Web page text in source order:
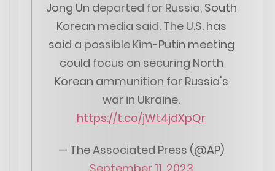
Jong Un departed for Russia, South
Korean media said. The U.S. has
said a possible Kim-Putin meeting
could focus on securing North
Korean ammunition for Russia's
war in Ukraine.
https://t.co/jWt4jdXpQr
— The Associated Press (@AP)